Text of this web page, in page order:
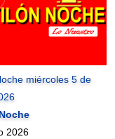
miércoles 5 de
2026